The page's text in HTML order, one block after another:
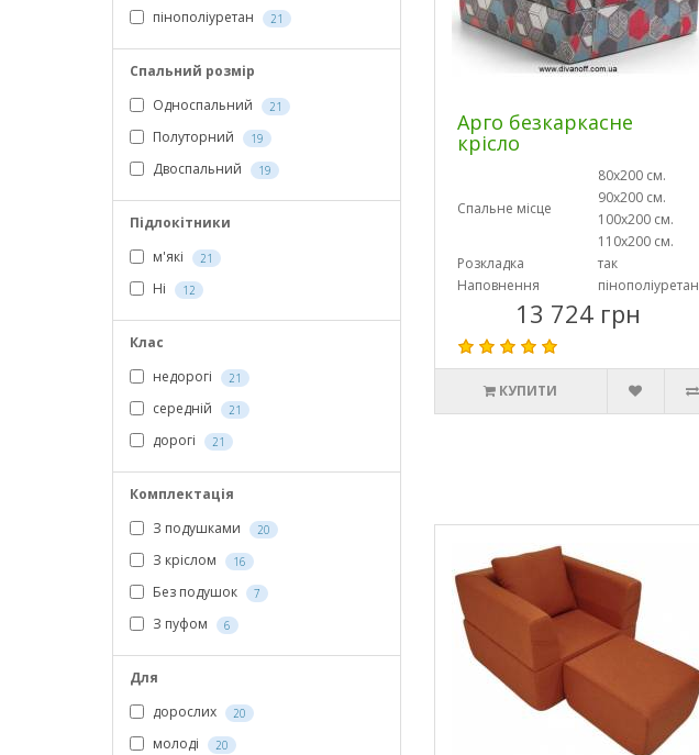
пінополіуретан
21
Спальний розмір
Односпальний
21
Полуторний 19
Двоспальний 19
Підлокітники
м'які
21
Ні 12
Клас
недорогі
21
середній 21
дорогі 21
Комплектація
З подушками
20
З кріслом 16
Без подушок 7
З пуфом 6
Для
дорослих
20
молоді 20
Арго безкаркасне
крісло
Спальне місце
80х200 см.
90х200 см.
100х200 см.
110х200 см.
Розкладка
так
Наповнення
пінополіуретан
13 724 грн
КУПИТИ